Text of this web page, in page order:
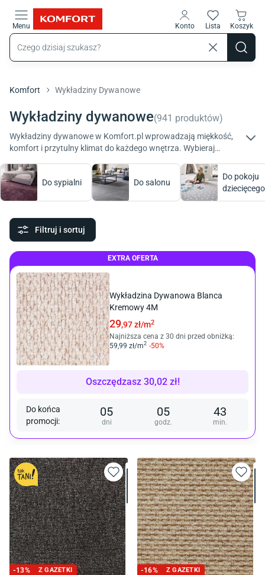
Menu Konto Lista Koszyk
Komfort Wykładziny Dywanowe
Wykładziny dywanowe(941 produktów)
Wykładziny dywanowe w Komfort.pl wprowadzają miękkość,
komfort i przytulny klimat do każdego wnętrza. Wybieraj
wykładzin – stwórz przestrzeń, w której chce się spędzać czas.
Do sypialni
Do salonu
Do pokoju
dziecięcego
Filtruj i sortuj
EXTRA OFERTA
Wykładzina Dywanowa Blanca
Kremowy 4M
29,97 zł/m2
Najniższa cena z 30 dni przed obniżką:
59,99 zł/m2 -50%
Oszczędzasz 30,02 zł!
Do końca
promocji:
05
dni
05
godz.
43
min.
-13% Z GAZETKI -16% Z GAZETKI